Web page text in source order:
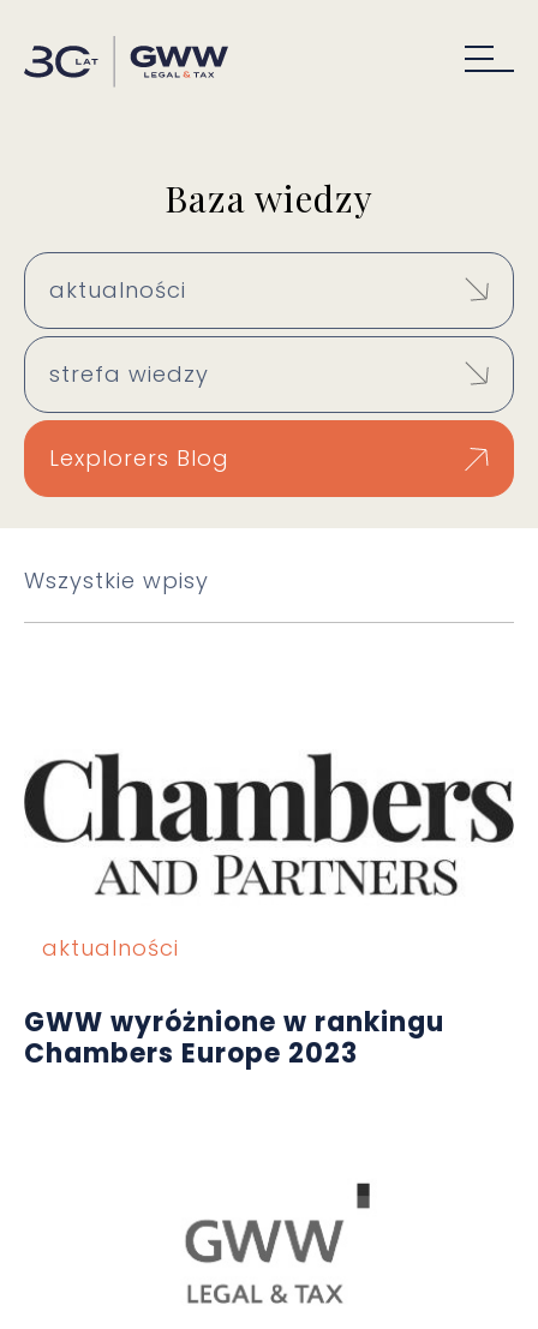
Baza wiedzy
aktualności
strefa wiedzy
Lexplorers Blog
Wszystkie wpisy
aktualności
GWW wyróżnione w rankingu
Chambers Europe 2023